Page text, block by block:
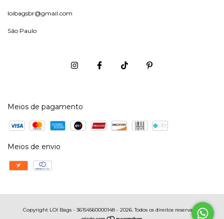
loibagsbr@gmail.com
São Paulo
Meios de pagamento
Meios de envio
Copyright LOI Bags - 36154560000148 - 2026. Todos os direitos reservados.